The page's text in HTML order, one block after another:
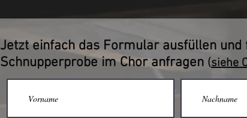
Jetzt einfach das Formular ausfüllen und
Schnupperprobe im Chor anfragen (siehe